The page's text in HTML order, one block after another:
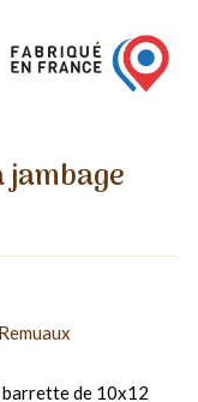
jambage
barrette de 10x12